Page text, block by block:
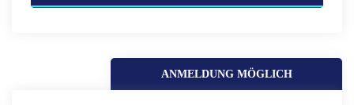
ANMELDUNG MÖGLICH